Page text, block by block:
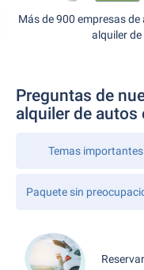
Más de 900 empresas
alquiler
Preguntas de
alquiler de autos
Temas importantes
Paquete sin